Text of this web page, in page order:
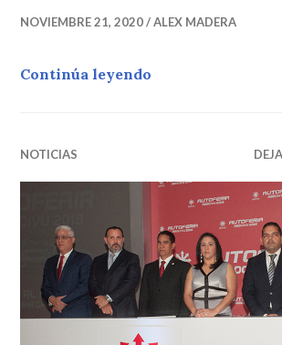
NOVIEMBRE 21, 2020 ALEX MADERA
Continúa leyendo
NOTICIAS